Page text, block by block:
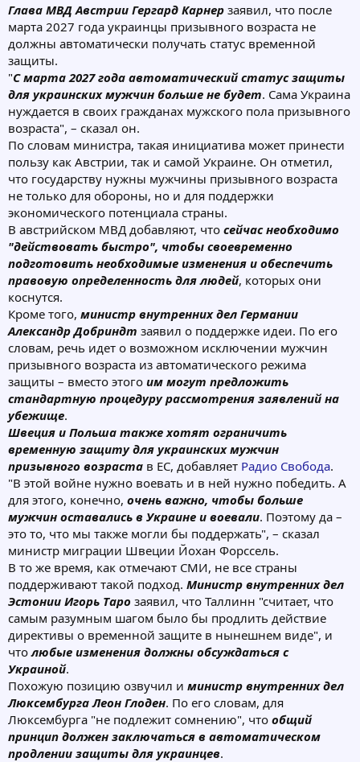
Глава МВД Австрии Гергард Карнер заявил, что после
марта 2027 года украинцы призывного возраста не
должны автоматически получать статус временной
защиты.
"С марта 2027 года автоматический статус защиты
для украинских мужчин больше не будет. Сама Украина
нуждается в своих гражданах мужского пола призывного
возраста", – сказал он.
По словам министра, такая инициатива может принести
пользу как Австрии, так и самой Украине. Он отметил,
что государству нужны мужчины призывного возраста
не только для обороны, но и для поддержки
экономического потенциала страны.
В австрийском МВД добавляют, что сейчас необходимо
"действовать быстро", чтобы своевременно
подготовить необходимые изменения и обеспечить
правовую определенность для людей, которых они
коснутся.
Кроме того, министр внутренних дел Германии
Александр Добриндт заявил о поддержке идеи. По его
словам, речь идет о возможном исключении мужчин
призывного возраста из автоматического режима
защиты – вместо этого им могут предложить
стандартную процедуру рассмотрения заявлений на
убежище.
Швеция и Польша также хотят ограничить
временную защиту для украинских мужчин
призывного возраста в ЕС, добавляет Радио Свобода.
"В этой войне нужно воевать и в ней нужно победить. А
для этого, конечно, очень важно, чтобы больше
мужчин оставались в Украине и воевали. Поэтому да –
это то, что мы также могли бы поддержать", – сказал
министр миграции Швеции Йохан Форссель.
В то же время, как отмечают СМИ, не все страны
поддерживают такой подход. Министр внутренних дел
Эстонии Игорь Таро заявил, что Таллинн "считает, что
самым разумным шагом было бы продлить действие
директивы о временной защите в нынешнем виде", и
чтолюбые изменения должны обсуждаться с
Украиной.
Похожую позицию озвучил и министр внутренних дел
Люксембурга Леон Глоден. По его словам, для
Люксембурга "не подлежит сомнению", что общий
принцип должен заключаться в автоматическом
продлении защиты для украинцев.